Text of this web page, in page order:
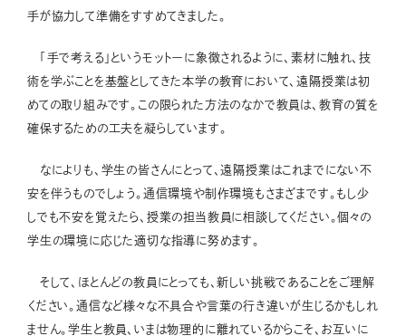
手が協力して準備をすすめてきました。
「手で考える」というモットーに象徴されるように、素材に触れ、技
術を学ぶことを基盤としてきた本学の教育において、遠隔授業は初
めての取り組みです。この限られた方法のなかで教員は、教育の質を
確保するための工夫を凝らしています。
なによりも、学生の皆さんにとって、遠隔授業はこれまでにない不
安を伴うものでしょう。通信環境や制作環境もさまざまです。もし少
しでも不安を覚えたら、授業の担当教員に相談してください。個々の
学生の環境に応じた適切な指導に努めます。
そして、ほとんどの教員にとっても、新しい挑戦であることをご理解
ください。通信など様々な不具合や言葉の行き違いが生じるかもしれ
ません。学生と教員、いまは物理的に離れているからこそ、お互いに